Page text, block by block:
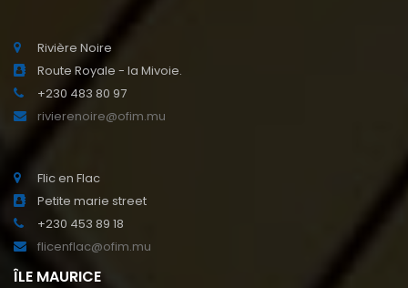
Rivière Noire
Route Royale - la Mivoie.
+230 483 80 97
rivierenoire@ofim.mu
Flic en Flac
Petite marie street
+230 453 89 18
flicenflac@ofim.mu
ÎLE MAURICE